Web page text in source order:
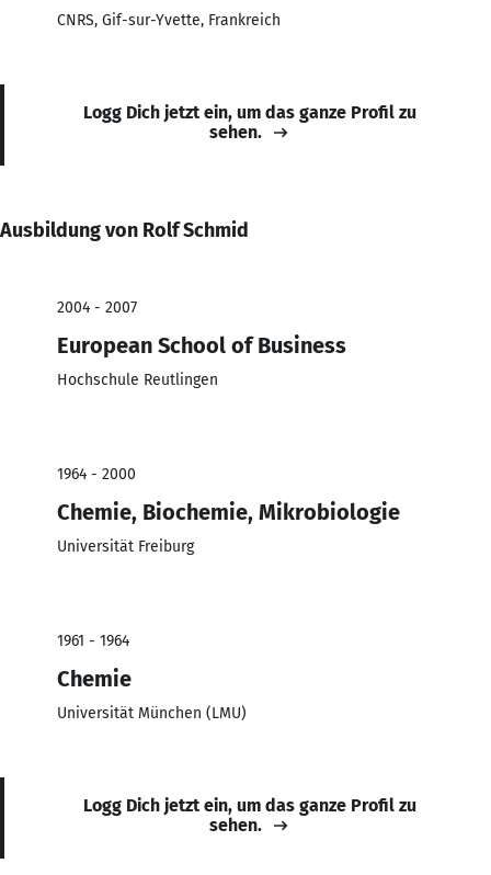
CNRS, Gif-sur-Yvette, Frankreich
Logg Dich jetzt ein, um das ganze Profil zu
sehen.
Ausbildung von Rolf Schmid
2004 - 2007
European School of Business
Hochschule Reutlingen
1964 - 2000
Chemie, Biochemie, Mikrobiologie
Universität Freiburg
1961 - 1964
Chemie
Universität München (LMU)
Logg Dich jetzt ein, um das ganze Profil zu
sehen.